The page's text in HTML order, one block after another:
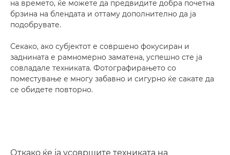
на времето, ќе можете да предвидите добра почетна
брзина на блендата и оттаму дополнително да ја
подобрувате.
Секако, ако субјектот е совршено фокусиран и
заднината е рамномерно заматена, успешно сте ја
совладале техниката. Фотографирањето со
поместување е многу забавно и сигурно ќе сакате да
се обидете повторно.
Откако ќе ја усовршите техниката на